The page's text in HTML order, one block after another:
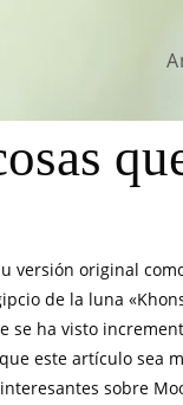
versión original
de la luna
se ha visto
este artículo sea
sobre